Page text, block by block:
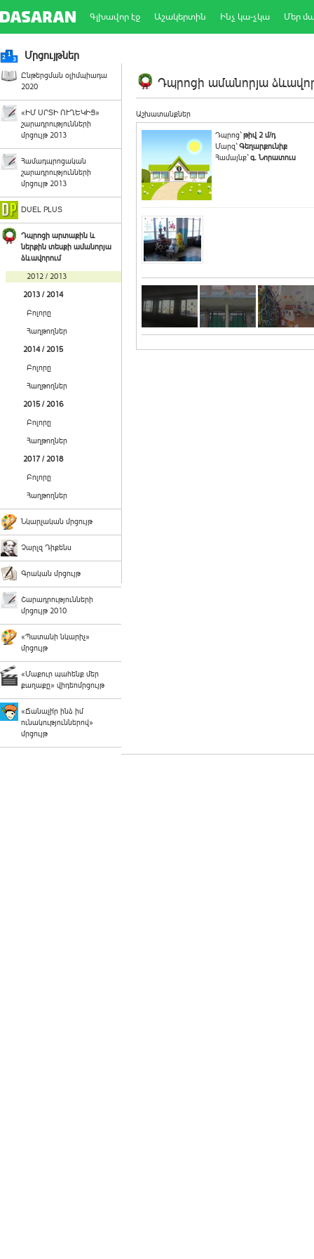
Գլխավոր էջ Աշակերտին Ինչ կա-չկա Մեր
Մրցույթներ
Ընթերցման օլիմպիադա
2020
«ԻՄ ՍՐՏԻ ՈՒՂԵԿԻՑ»
շարադրությունների
մրցույթ 2013
Համադպրոցական
շարադրությունների
մրցույթ 2013
DUEL PLUS
Դպրոցի արտաքին և
ներքին տեսքի ամանորյա
ձևավորում
2012 / 2013
2013 / 2014
Բոլորը
Հաղթողներ
2014 / 2015
Բոլորը
Հաղթողներ
2015 / 2016
Բոլորը
Հաղթողներ
2017 / 2018
Բոլորը
Հաղթողներ
Նկարչական մրցույթ
Չարլզ Դիքենս
Գրական մրցույթ
Շարադրությունների
մրցույթ 2010
«Պատանի նկարիչ»
մրցույթ
«Մաքուր պահենք մեր
քաղաքը» վիդեոմրցույթ
«Ճանաչի՛ր ինձ իմ
ունակություններով»
մրցույթ
Դպրոցի ամանորյա
Աշխատանքներ
Դպրոց`թիվ 2 մ/դ
Մարզ`Գեղարքունիք
Համայնք`գ. Նորատուս